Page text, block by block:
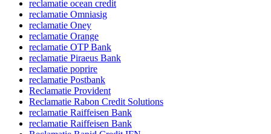
reclamatie ocean credit
reclamatie Omniasig
reclamatie Oney
reclamatie Orange
reclamatie OTP Bank
reclamatie Piraeus Bank
reclamatie poprire
reclamatie Postbank
Reclamatie Provident
Reclamatie Rabon Credit Solutions
reclamatie Raiffeisen Bank
reclamatie Raiffeisen Bank